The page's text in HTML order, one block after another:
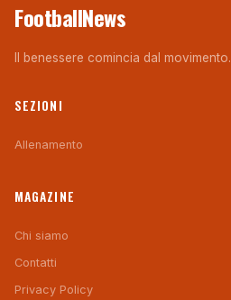
FootballNews
Il benessere comincia dal movimento.
SEZIONI
Allenamento
MAGAZINE
Chi siamo
Contatti
Privacy Policy